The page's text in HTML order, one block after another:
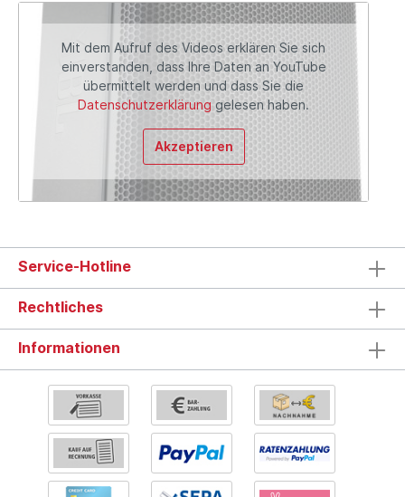
Mit dem Aufruf des Videos erklären Sie sich
einverstanden, dass Ihre Daten an YouTube
übermittelt werden und dass Sie die
Datenschutzerklärung gelesen haben.
Akzeptieren
Service-Hotline
Rechtliches
Informationen